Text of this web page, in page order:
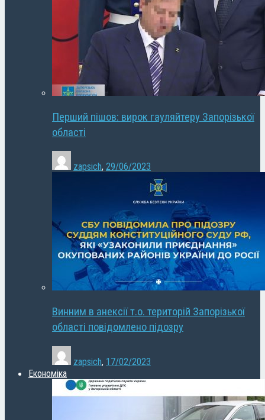
Перший пішов: вирок гауляйтеру Запорізької
області
zapsich, 29/06/2023
Винним в анексії т.о. територій Запорізької
області повідомлено підозру
zapsich, 17/02/2023
Економіка